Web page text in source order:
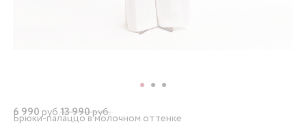
6 990 руб.13 990руб.
Брюки-палаццо в молочном оттенке